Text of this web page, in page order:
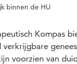
binnen de HU
Kompas
voorzien van